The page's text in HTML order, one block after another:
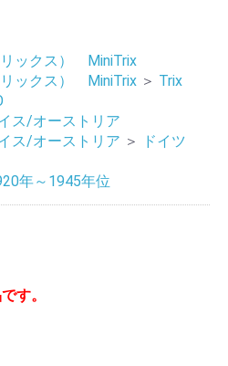
ックス） MiniTrix
ックス） MiniTrix ＞ Trix
ス/オーストリア
ス/オーストリア ＞
ドイツ
年～1945年位
す。